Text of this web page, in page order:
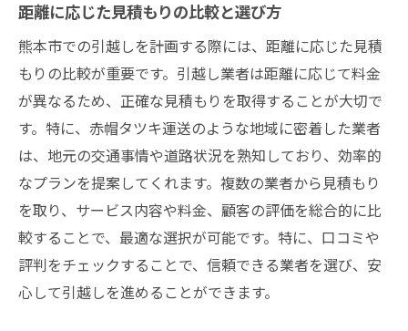
距離に応じた見積もりの比較と選び方
熊本市での引越しを計画する際には、距離に応じた見積
もりの比較が重要です。引越し業者は距離に応じて料金
が異なるため、正確な見積もりを取得することが大切で
す。特に、赤帽タツキ運送のような地域に密着した業者
は、地元の交通事情や道路状況を熟知しており、効率的
なプランを提案してくれます。複数の業者から見積もり
を取り、サービス内容や料金、顧客の評価を総合的に比
較することで、最適な選択が可能です。特に、口コミや
評判をチェックすることで、信頼できる業者を選び、安
心して引越しを進めることができます。